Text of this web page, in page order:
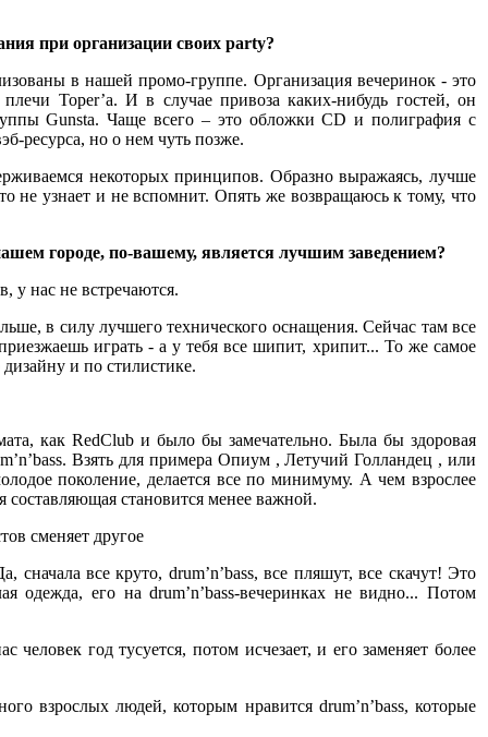
при организации своих party?
в нашей промо-группе. Организация вечеринок - это
Toper’а. И в случае привоза каких-нибудь гостей, он
Gunsta. Чаще всего – это обложки CD и полиграфия с
ресурса, но о нем чуть позже.
некоторых принципов. Образно выражаясь, лучше
не узнает и не вспомнит. Опять же возвращаюсь к тому, что
городе, по-вашему, является лучшим заведением?
у нас не встречаются.
в силу лучшего технического оснащения. Сейчас там все
играть - а у тебя все шипит, хрипит... То же самое
и по стилистике.
как RedClub и было бы замечательно. Была бы здоровая
Взять для примера Опиум , Летучий Голландец , или
поколение, делается все по минимуму. А чем взрослее
составляющая становится менее важной.
сменяет другое
все круто, drum’n’bass, все пляшут, все скачут! Это
одежда, его на drum’n’bass-вечеринках не видно... Потом
год тусуется, потом исчезает, и его заменяет более
взрослых людей, которым нравится drum’n’bass, которые